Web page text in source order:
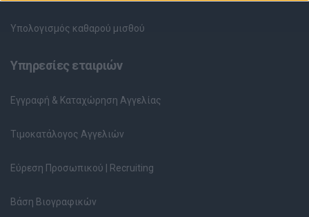
Υπολογισμός καθαρού μισθού
Υπηρεσίες εταιριών
Εγγραφή & Καταχώρηση Αγγελίας
Τιμοκατάλογος Αγγελιών
Εύρεση Προσωπικού | Recruiting
Βάση Βιογραφικών